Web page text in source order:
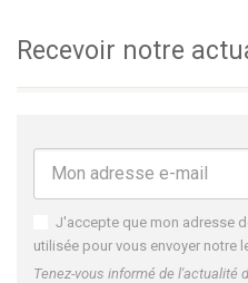
Recevoir notre
J'accepte que mon adresse
utilisée pour vous envoyer notre
Tenez-vous informé de l'actualité